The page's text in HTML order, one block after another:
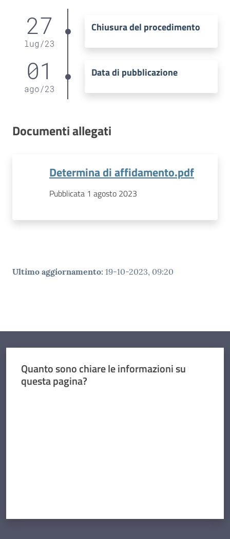
27
lug /23
Chiusura del procedimento
01
ago/23
Data di pubblicazione
Documenti allegati
Determina di affidamento.pdf
Pubblicata 1 agosto 2023
Ultimo aggiornamento: 19-10-2023, 09:20
Quanto sono chiare le informazioni su
questa pagina?